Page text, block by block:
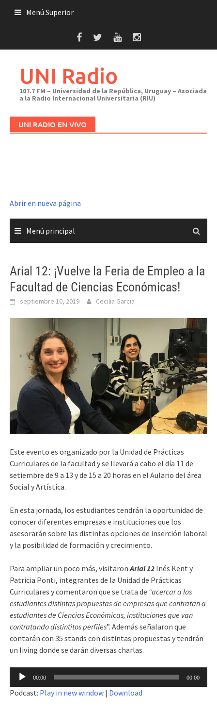
Menú Superior
UNI Radio
107.7 FM – Universidad de la República, Uruguay – Asociada
a la Radio Internacional Universitaria (RIU)
UNI RADIO EN VIVO
Abrir en nueva página
Menú principal
Arial 12: ¡Vuelve la Feria de Empleo a la
Facultad de Ciencias Económicas!
septiembre 10, 2019 Cecilia Garcia
Este evento es organizado por la Unidad de Prácticas
Curriculares de la facultad y se llevará a cabo el día 11 de
setiembre de 9 a 13 y de 15 a 20 horas en el Aulario del área
Social y Artística.
En esta jornada, los estudiantes tendrán la oportunidad de
conocer diferentes empresas e instituciones que los
asesorarán sobre las distintas opciones de inserción laboral
y la posibilidad de formación y crecimiento.
Para ampliar un poco más, visitaronArial 12 Inés Kent y
Patricia Ponti, integrantes de la Unidad de Prácticas
Curriculares y comentaron que se trata de “acercar a los
estudiantes distintas propuestas de empresas que contratan a
estudiantes de Ciencias Económicas, instituciones que van
contratando distintitos perfiles”. Además señalaron que
contarán con 35 stands con distintas propuestas y tendrán
un living donde se darán diversas charlas.
Reproductor
audio
00:00 00:00
Podcast: Play in new window | Download